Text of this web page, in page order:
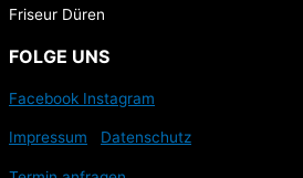
Friseur Düren
FOLGE UNS
Facebook Instagram
Impressum Datenschutz